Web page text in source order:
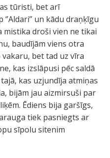
tūristi, bet arī
un kādu draņķīgu
mistika droši vien ne tikai
baudījām viens otra
bet tad uz vīra
kas izslāpusi pēc saldā
kas uzjundīja atmiņas
bijām jau aizmirsuši par
Ēdiens bija garšīgs,
tiek pasniegts ar
sīpolu sitenim